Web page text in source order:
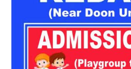
आपदा की स्थिति से निपटने के लिए
गया है।
मौसम विभाग ने लोगों से अपील की
दौरान खुले स्थानों पर जाने से बचें